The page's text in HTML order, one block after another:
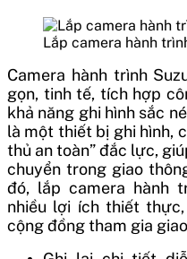
Lắp camera hành
Camera hành trình
gọn, tinh tế, tích hợp
khả năng ghi hình sắc
là một thiết bị ghi hình,
thủ an toàn” đắc lực,
chuyển trong giao
đó, lắp camera hành
nhiều lợi ích thiết
cộng đồng tham gia